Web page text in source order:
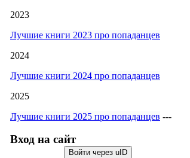
2023
Лучшие книги 2023 про попаданцев
2024
Лучшие книги 2024 про попаданцев
2025
Лучшие книги 2025 про попаданцев ---
Вход на сайт
Войти через uID